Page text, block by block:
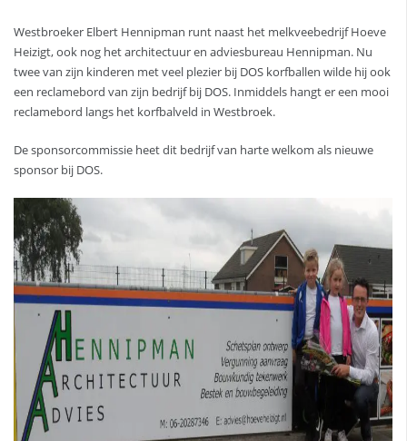
Westbroeker Elbert Hennipman runt naast het melkveebedrijf Hoeve
Heizigt, ook nog het architectuur en adviesbureau Hennipman. Nu
twee van zijn kinderen met veel plezier bij DOS korfballen wilde hij ook
een reclamebord van zijn bedrijf bij DOS. Inmiddels hangt er een mooi
reclamebord langs het korfbalveld in Westbroek.
De sponsorcommissie heet dit bedrijf van harte welkom als nieuwe
sponsor bij DOS.